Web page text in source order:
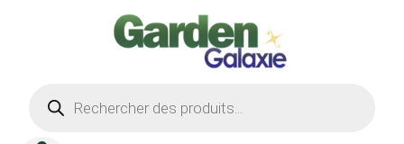
produits